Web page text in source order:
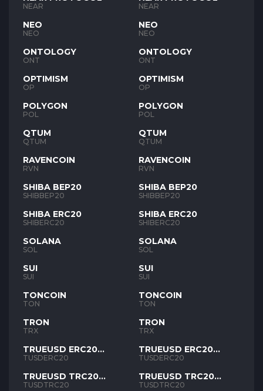
NEAR
NEO
NEO
ONTOLOGY
ONT
OPTIMISM
OP
POLYGON
POL
QTUM
QTUM
RAVENCOIN
RVN
SHIBA BEP20
SHIBBEP20
SHIBA ERC20
SHIBERC20
SOLANA
SOL
SUI
SUI
TONCOIN
TON
TRON
TRX
TRUEUSD ERC20
TUSD
TUSDERC20
TRUEUSD TRC20
TUSD
TUSDTRC20
NEAR
NEO
NEO
ONTOLOGY
ONT
OPTIMISM
OP
POLYGON
POL
QTUM
QTUM
RAVENCOIN
RVN
SHIBA BEP20
SHIBBEP20
SHIBA ERC20
SHIBERC20
SOLANA
SOL
SUI
SUI
TONCOIN
TON
TRON
TRX
TRUEUSD ERC20
TUSD
TUSDERC20
TRUEUSD TRC20
TUSD
TUSDTRC20